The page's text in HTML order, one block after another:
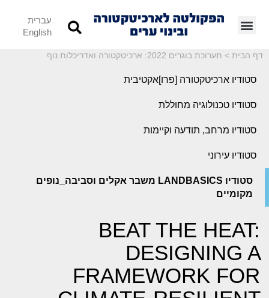
עברית
English
דף הבית > תערוכת בוגרים 2022: ארכיטקטורה ואדריכלות נוף
סטודיו ארכיטקטורה [פרו]אקטיבית
סטודיו טכנולוגיה מחוללת
סטודיו מרחב, תודעה וקיימות
סטודיו עירוני
סטודיו LANDBASICS משבר אקלים וסביבה_נופים
מקומיים
BEAT THE HEAT:
DESIGNING A
FRAMEWORK FOR